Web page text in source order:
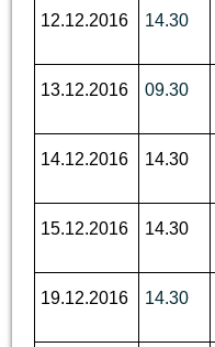
12.12.2016 14.30
13.12.2016 09.30
14.12.2016 14.30
15.12.2016 14.30
19.12.2016 14.30